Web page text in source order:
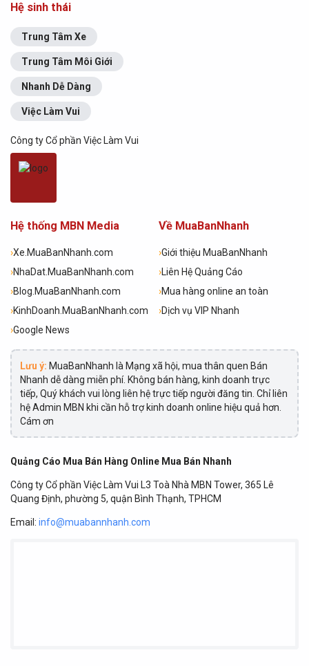
Hệ sinh thái
Trung Tâm Xe
Trung Tâm Môi Giới
Nhanh Dễ Dàng
Việc Làm Vui
Công ty Cổ phần Việc Làm Vui
Hệ thống MBN Media
›Xe.MuaBanNhanh.com
›NhaDat.MuaBanNhanh.com
›Blog.MuaBanNhanh.com
›KinhDoanh.MuaBanNhanh.com
›Google News
Về MuaBanNhanh
›Giới thiệu MuaBanNhanh
›Liên Hệ Quảng Cáo
›Mua hàng online an toàn
›Dịch vụ VIP Nhanh
Lưu ý: MuaBanNhanh là Mạng xã hội, mua thân quen Bán
Nhanh dễ dàng miễn phí. Không bán hàng, kinh doanh trực
tiếp, Quý khách vui lòng liên hệ trực tiếp người đăng tin. Chỉ liên
hệ Admin MBN khi cần hỗ trợ kinh doanh online hiệu quả hơn.
Cám ơn
Quảng Cáo Mua Bán Hàng Online Mua Bán Nhanh
Công ty Cổ phần Việc Làm Vui L3 Toà Nhà MBN Tower, 365 Lê
Quang Định, phường 5, quận Bình Thạnh, TPHCM
Email: info@muabannhanh.com